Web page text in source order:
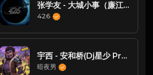
张学友 - 大城小事（廉江DJsiyan四眼 ProgHouse 2023 Remix）
426
宇西 - 安和桥(Dj星少 ProgHouse Rmx 2025 无心睡眠鼓)
暗夜男